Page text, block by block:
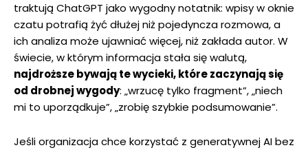
traktują ChatGPT jako wygodny notatnik: wpisy w oknie
czatu potrafią żyć dłużej niż pojedyncza rozmowa, a
ich analiza może ujawniać więcej, niż zakłada autor. W
świecie, w którym informacja stała się walutą,
najdroższe bywają te wycieki, które zaczynają się
od drobnej wygody: „wrzucę tylko fragment”, „niech
mi to uporządkuje”, „zrobię szybkie podsumowanie”.
Jeśli organizacja chce korzystać z generatywnej AI bez